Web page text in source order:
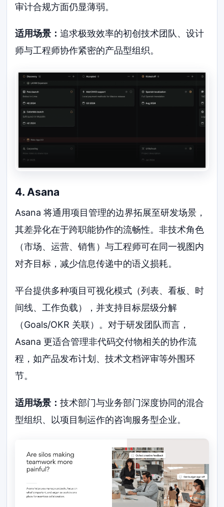
审计合规方面仍显薄弱。
适用场景：追求极致效率的初创技术团队、设计
师与工程师协作紧密的产品型组织。
4. Asana
Asana 将通用项目管理的边界拓展至研发场景，
其差异化在于跨职能协作的流畅性。非技术角色
（市场、运营、销售）与工程师可在同一视图内
对齐目标，减少信息传递中的语义损耗。
平台提供多种项目可视化模式（列表、看板、时
间线、工作负载），并支持目标层级分解
（Goals/OKR 关联）。对于研发团队而言，
Asana 更适合管理非代码交付物相关的协作流
程，如产品发布计划、技术文档评审等外围环
节。
适用场景：技术部门与业务部门深度协同的混合
型组织、以项目制运作的咨询服务型企业。